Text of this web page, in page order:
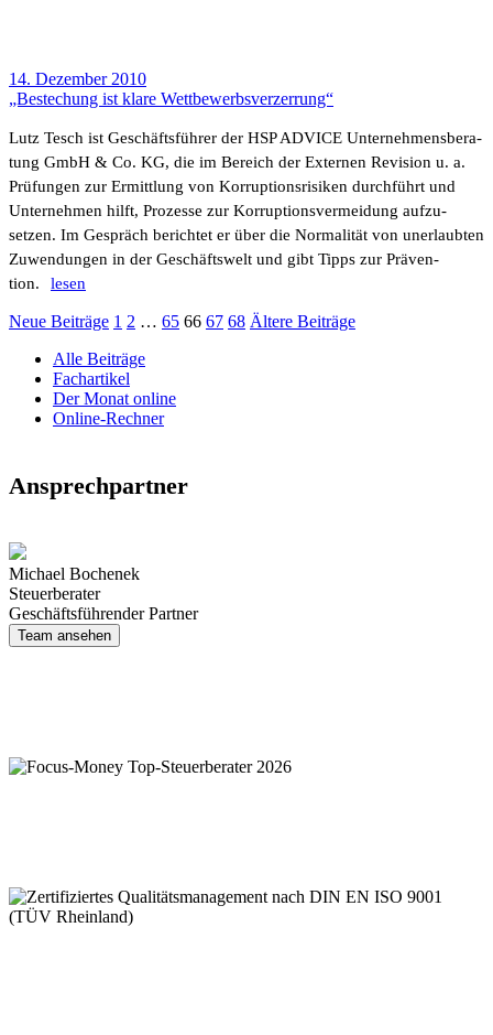
14. Dezember 2010
„Bestechung ist klare Wett­be­werbs­ver­zer­rung“
Lutz Tesch ist Geschäfts­führer der HSP ADVICE Unter­neh­mens­be­ra­
tung GmbH & Co. KG, die im Bereich der Externen Revi­sion u. a.
Prüfungen zur Ermitt­lung von Korrup­ti­ons­ri­siken durch­führt und
Unter­nehmen hilft, Prozesse zur Korrup­ti­ons­ver­mei­dung aufzu­
setzen. Im Gespräch berichtet er über die Norma­lität von uner­laubten
Zuwen­dungen in der Geschäfts­welt und gibt Tipps zur Präven­
tion.
lesen
Neue Beiträge 1 2 … 65 66 67 68 Ältere Beiträge
Alle Beiträge
Fachartikel
Der Monat online
Online-Rechner
Ansprechpartner
Michael Bochenek
Steuer­berater
Geschäftsführender Partner
Team ansehen